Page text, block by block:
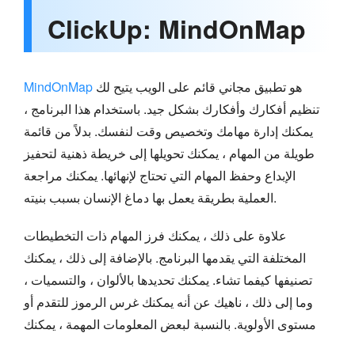
ClickUp: MindOnMap
MindOnMap
تنظيم أفكارك وأفكارك بشكل جيد. باستخدام هذا البرنامج ،
يمكنك إدارة مهامك وتخصيص وقت لنفسك. بدلاً من قائمة
طويلة من المهام ، يمكنك تحويلها إلى خريطة ذهنية لتحفيز
الإبداع وحفظ المهام التي تحتاج لإنهائها. يمكنك مراجعة
العملية بطريقة يعمل بها دماغ الإنسان بسبب بنيته.
علاوة على ذلك ، يمكنك فرز المهام ذات التخطيطات
المختلفة التي يقدمها البرنامج. بالإضافة إلى ذلك ، يمكنك
تصنيفها كيفما تشاء. يمكنك تحديدها بالألوان ، والتسميات ،
وما إلى ذلك ، ناهيك عن أنه يمكنك غرس الرموز للتقدم أو
مستوى الأولوية. بالنسبة لبعض المعلومات المهمة ، يمكنك